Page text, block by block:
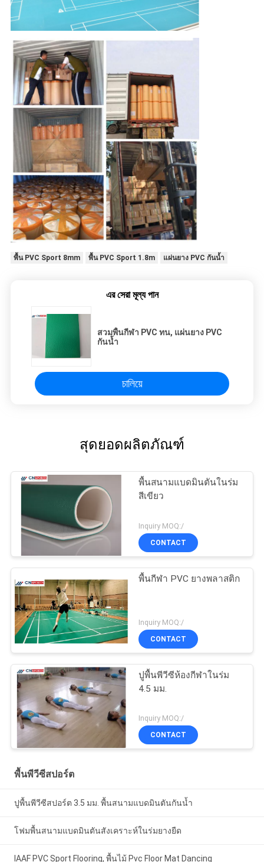
พื้น PVC Sport 8mm พื้น PVC Sport 1.8m แผ่นยาง PVC กันน้ำ
এর সেরা মূল্য পান
สวมพื้นกีฬา PVC ทน, แผ่นยาง PVC
กันน้ำ
চালিয়ে
สุดยอดผลิตภัณฑ์
พื้นสนามแบดมินตันในร่ม
สีเขียว
Inquiry MOQ:/
CONTACT
พื้นกีฬา PVC ยางพลาสติก
Inquiry MOQ:/
CONTACT
ปูพื้นพีวีซีห้องกีฬาในร่ม
4.5 มม.
Inquiry MOQ:/
CONTACT
พื้นพีวีซีสปอร์ต
ปูพื้นพีวีซีสปอร์ต 3.5 มม. พื้นสนามแบดมินตันกันน้ำ
โฟมพื้นสนามแบดมินตันสังเคราะห์ในร่มยางยืด
IAAF PVC Sport Flooring, พื้นไม้ Pvc Floor Mat Dancing